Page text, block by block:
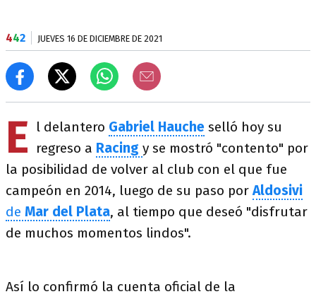
442 JUEVES 16 DE DICIEMBRE DE 2021
E l delantero Gabriel Hauche selló hoy su
regreso a Racing y se mostró "contento" por
la posibilidad de volver al club con el que fue
campeón en 2014, luego de su paso porAldosivi
de Mar del Plata, al tiempo que deseó "disfrutar
de muchos momentos lindos".
Así lo confirmó la cuenta oficial de la